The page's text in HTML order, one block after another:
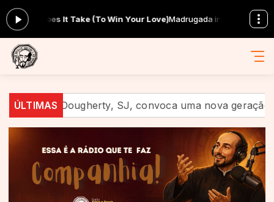
(To Win Your Love)Madrugada inaciana com Comunidade
ÚLTIMASSJ, convoca uma nova geração a anunciar